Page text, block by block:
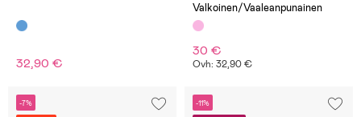
32,90 €
Valkoinen/Vaaleanpunainen
30 €
Ovh: 32,90 €
-7% -11%